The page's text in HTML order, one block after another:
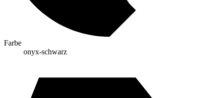
Farbe
onyx-schwarz